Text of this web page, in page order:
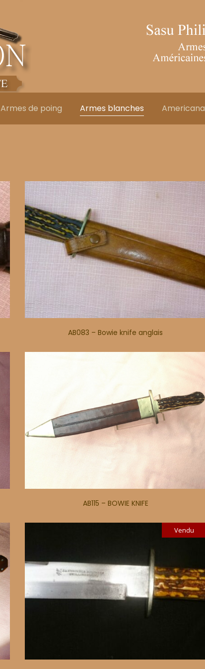
Armes de poing Armes blanches Americana
AB083 – Bowie knife anglais
AB115 – BOWIE KNIFE
Vendu